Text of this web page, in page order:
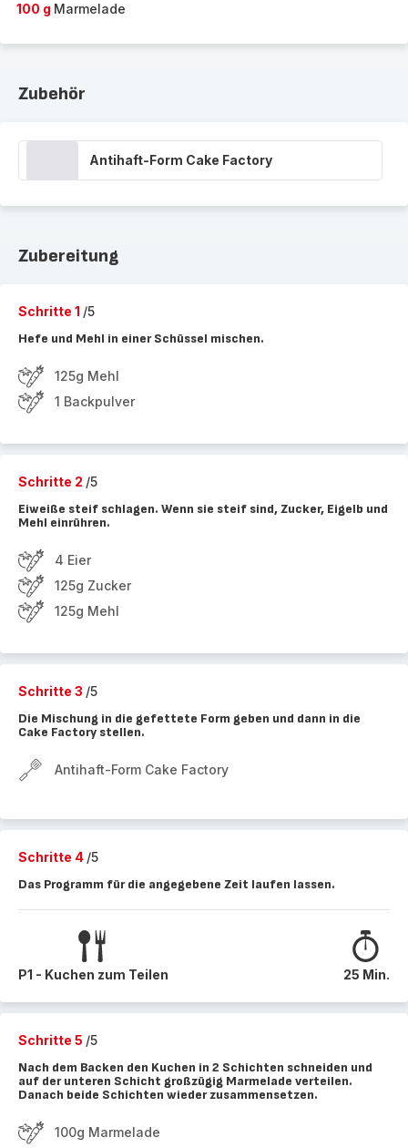
100 g Marmelade
Zubehör
Antihaft-Form Cake Factory
Zubereitung
Schritte 1 /5
Hefe und Mehl in einer Schüssel mischen.
125g Mehl
1 Backpulver
Schritte 2 /5
Eiweiße steif schlagen. Wenn sie steif sind, Zucker, Eigelb und
Mehl einrühren.
4 Eier
125g Zucker
125g Mehl
Schritte 3 /5
Die Mischung in die gefettete Form geben und dann in die
Cake Factory stellen.
Antihaft-Form Cake Factory
Schritte 4 /5
Das Programm für die angegebene Zeit laufen lassen.
P1 - Kuchen zum Teilen 25 Min.
Schritte 5 /5
Nach dem Backen den Kuchen in 2 Schichten schneiden und
auf der unteren Schicht großzügig Marmelade verteilen.
Danach beide Schichten wieder zusammensetzen.
100g Marmelade